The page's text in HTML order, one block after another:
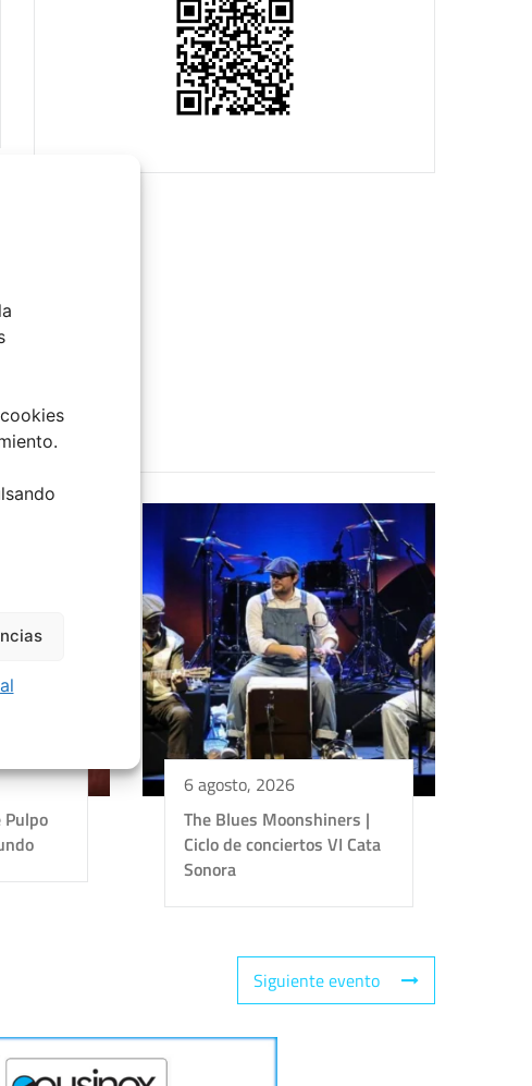
Pulpo
6 agosto, 2026
The Blues Moonshiners |
Ciclo de conciertos VI Cata
Sonora
Siguiente evento